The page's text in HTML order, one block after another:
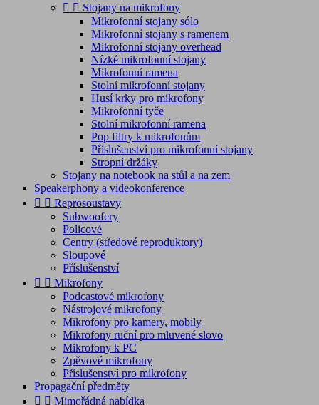
  Stojany na mikrofony
Mikrofonní stojany sólo
Mikrofonní stojany s ramenem
Mikrofonní stojany overhead
Nízké mikrofonní stojany
Mikrofonní ramena
Stolní mikrofonní stojany
Husí krky pro mikrofony
Mikrofonní tyče
Stolní mikrofonní ramena
Pop filtry k mikrofonům
Příslušenství pro mikrofonní stojany
Stropní držáky
Stojany na notebook na stůl a na zem
Speakerphony a videokonference
  Reprosoustavy
Subwoofery
Policové
Centry (středové reproduktory)
Sloupové
Příslušenství
  Mikrofony
Podcastové mikrofony
Nástrojové mikrofony
Mikrofony pro kamery, mobily
Mikrofony ruční pro mluvené slovo
Mikrofony k PC
Zpěvové mikrofony
Příslušenství pro mikrofony
Propagační předměty
  Mimořádná nabídka